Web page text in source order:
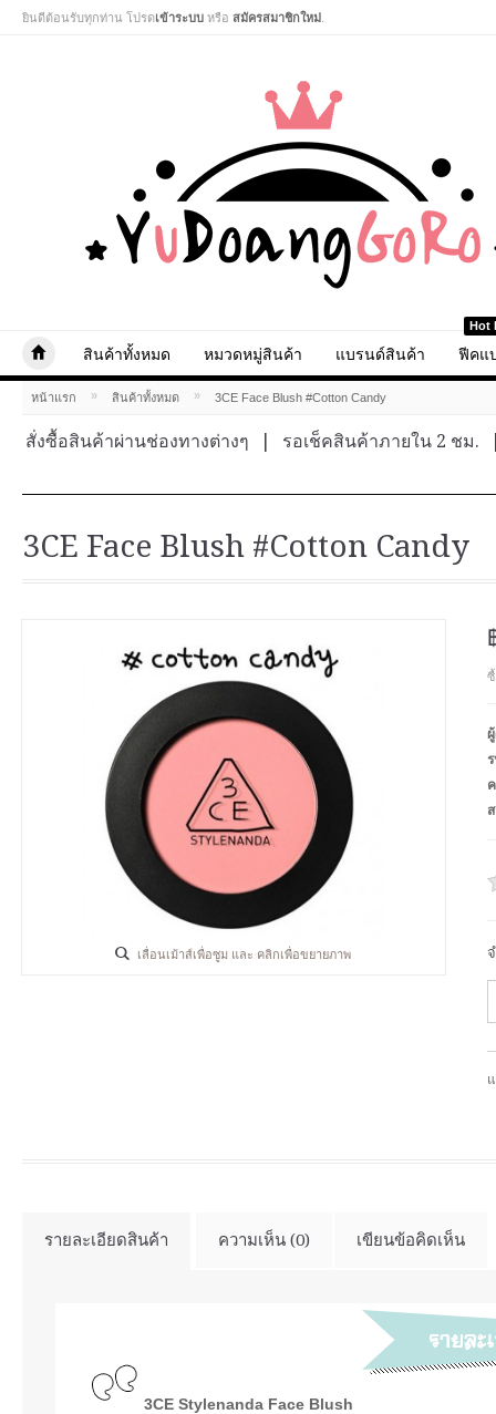
ยินดีต้อนรับทุกท่าน โปรดเข้าระบบ หรือ สมัครสมาชิกใหม่
สินค้าทั้งหมด หมวดหมู่สินค้า แบรนด์สินค้า
Hot
ฟีคแ
หน้าแรก » สินค้าทั้งหมด » 3CE Face Blush #Cotton Candy
สั่งซื้อสินค้าผ่านช่องทางต่างๆ รอเช็คสินค้าภายใน 2 ชม.
3CE Face Blush #Cotton Candy
เลื่อนเม้าส์เพื่อซูม และ คลิกเพื่อขยายภาพ
รายละเอียดสินค้า ความเห็น (0) เขียนข้อคิดเห็น
3CE Stylenanda Face Blush